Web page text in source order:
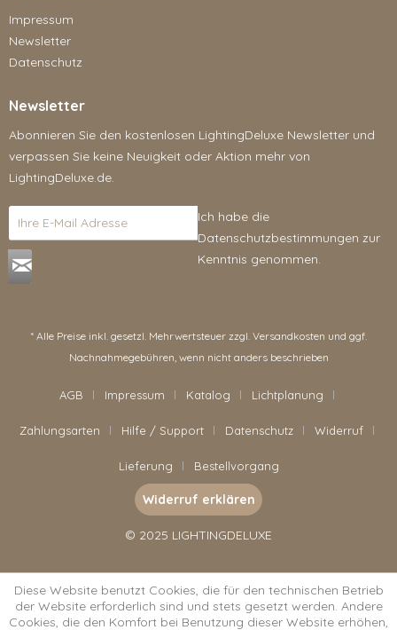
Impressum
Newsletter
Datenschutz
Newsletter
Abonnieren Sie den kostenlosen LightingDeluxe Newsletter und
verpassen Sie keine Neuigkeit oder Aktion mehr von
LightingDeluxe.de.
Ich habe die
Datenschutzbestimmungen zur
Kenntnis genommen.
* Alle Preise inkl. gesetzl. Mehrwertsteuer zzgl. Versandkosten und ggf.
Nachnahmegebühren, wenn nicht anders beschrieben
AGB Impressum Katalog Lichtplanung
Zahlungsarten Hilfe / Support Datenschutz Widerruf
Lieferung Bestellvorgang
Widerruf erklären
© 2025 LIGHTINGDELUXE
Diese Website benutzt Cookies, die für den technischen Betrieb
der Website erforderlich sind und stets gesetzt werden. Andere
Cookies, die den Komfort bei Benutzung dieser Website erhöhen,